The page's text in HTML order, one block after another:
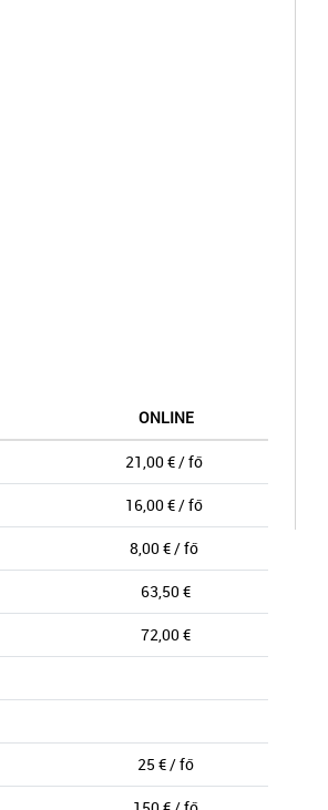
ONLINE
21,00 € / fő
16,00 € / fő
8,00 € / fő
63,50 €
72,00 €
25 € / fő